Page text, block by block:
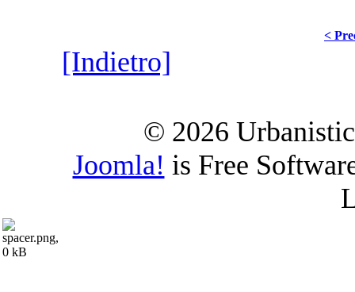
<
[Indietro]
© 2026
Joomla! is Free